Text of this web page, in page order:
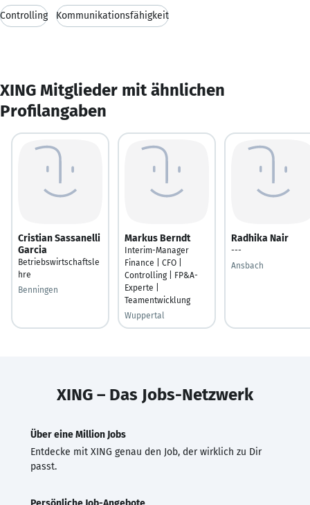
Controlling Kommunikationsfähigkeit
XING Mitglieder mit ähnlichen
Profilangaben
Cristian Sassanelli
Garcia
Betriebswirtschaftsle
hre
Benningen
Markus Berndt
Interim-Manager
Finance | CFO |
Controlling | FP&A-
Experte |
Teamentwicklung
Wuppertal
Radhika Nair
---
Ansbach
XING – Das Jobs-Netzwerk
Über eine Million Jobs
Entdecke mit XING genau den Job, der wirklich zu Dir
passt.